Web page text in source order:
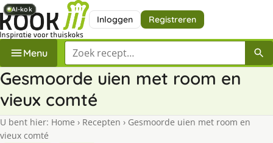
Inloggen Registreren
Menu Zoek een recept
Gesmoorde uien met room en
vieux comté
U bent hier: Home › Recepten › Gesmoorde uien met room en
vieux comté
AI-kok
AI-kok
AI-kok
AI-kok
AI-kok
AI-kok